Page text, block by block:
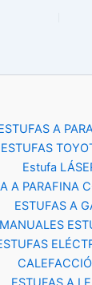
A
ESTUFAS
Estufa
A PARAFINA
ESTUFAS A
MANUALES